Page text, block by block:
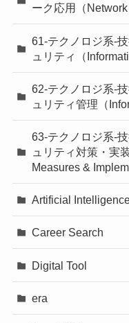
ーク応用（Network
61-テクノロジ系-
ュリティ（
62-テクノロジ系-
ュリティ管理（
63-テクノロジ系-
ュリティ対策・実
Measures &
Artificial
Career Search
Digital Tool
era